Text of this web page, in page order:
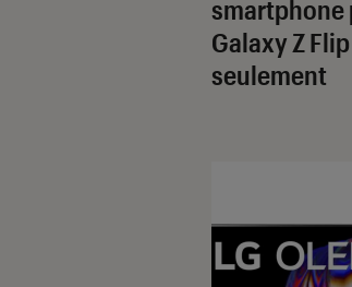
smartphone
Galaxy Z
seulement